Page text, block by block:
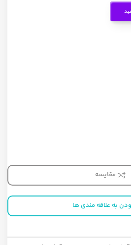
مقایسه
به علاقه مندی ها